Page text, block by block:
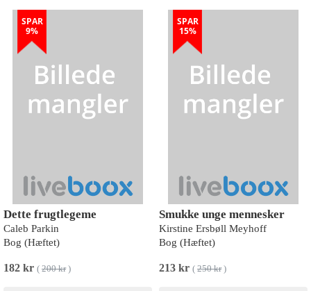
SPAR
9%
Dette frugtlegeme
Caleb Parkin
Bog (Hæftet)
182 kr ( 200 kr)
SPAR
15%
Smukke unge mennesker
Kirstine Ersbøll Meyhoff
Bog (Hæftet)
213 kr ( 250 kr)